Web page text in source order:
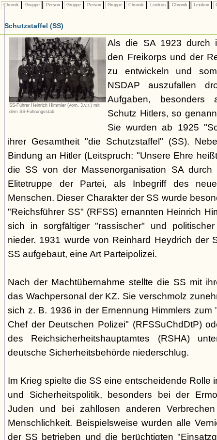
Chronik Gruppe Person Gruppe Person Gruppe Chronik Lexikon Chronik Lexikon
Schutzstaffel (SS)
SS-Führer Heinrich Himmler (vorn, 3.v.r.) mit
dem SS-Führungsstab
Als die SA 1923 durch
den Freikorps und der
zu entwickeln und
NSDAP auszufallen
Aufgaben, besonders
Schutz Hitlers, so
Sie wurden ab 1925
ihrer Gesamtheit "die Schutzstaffel" (SS).
Bindung an Hitler (Leitspruch: "Unsere Ehre
die SS von der Massenorganisation SA durch
Elitetruppe der Partei, als Inbegriff des
Menschen. Dieser Charakter der SS wurde
"Reichsführer SS" (RFSS) ernannten Heinrich
sich in sorgfältiger "rassischer" und
nieder. 1931 wurde von Reinhard Heydrich der
SS aufgebaut, eine Art Parteipolizei.
Nach der Machtübernahme stellte die SS mit
das Wachpersonal der KZ. Sie verschmolz
sich z. B. 1936 in der Ernennung Himmlers zum
Chef der Deutschen Polizei" (RFSSuChdDtP)
des Reichsicherheitshauptamtes (RSHA)
deutsche Sicherheitsbehörde niederschlug.
Im Krieg spielte die SS eine entscheidende Rolle
und Sicherheitspolitik, besonders bei der
Juden und bei zahllosen anderen
Menschlichkeit. Beispielsweise wurden alle
der SS betrieben und die berüchtigten